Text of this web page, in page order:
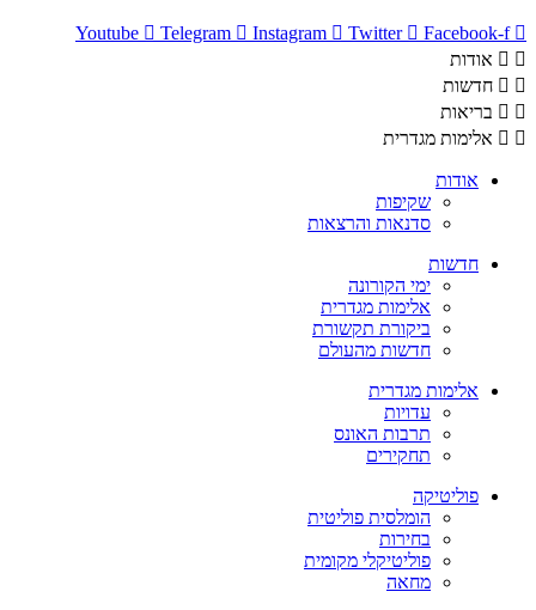
Youtube Telegram Instagram Twitter
Facebook-f
אודות
חדשות
בריאות
אלימות מגדרית
אודות
שקיפות
סדנאות והרצאות
חדשות
ימי הקורונה
אלימות מגדרית
ביקורת תקשורת
חדשות מהעולם
אלימות מגדרית
עדויות
תרבות האונס
תחקירים
פוליטיקה
הומלסית פוליטית
בחירות
פוליטיקלי מקומית
מחאה